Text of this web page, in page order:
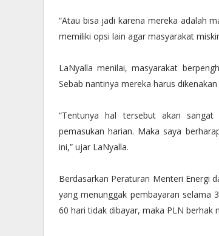
“Atau bisa jadi karena mereka adalah
memiliki opsi lain agar masyarakat
LaNyalla menilai, masyarakat
Sebab nantinya mereka harus
“Tentunya hal tersebut akan
pemasukan harian. Maka saya
ini,” ujar LaNyalla.
Berdasarkan Peraturan Menteri Energi
yang menunggak pembayaran selama
60 hari tidak dibayar, maka PLN berhak